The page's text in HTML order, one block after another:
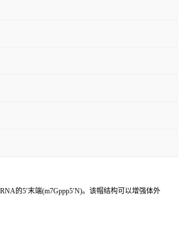
的5′末端(m7Gppp5′N)。该帽结构可以增强体外